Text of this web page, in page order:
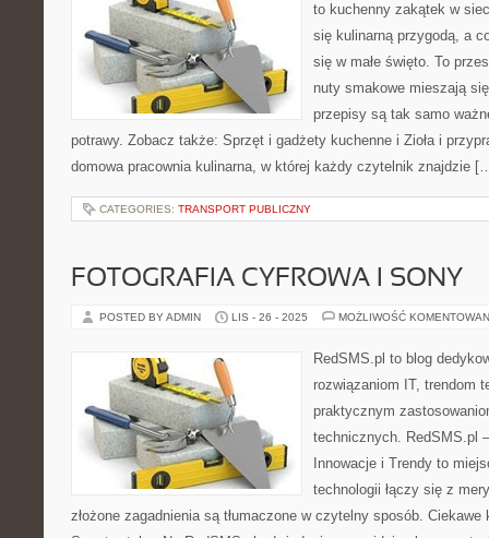
to kuchenny zakątek w
się kulinarną przygodą, a
się w małe święto. To
nuty smakowe mieszają
przepisy są tak samo
potrawy. Zobacz także: Sprzęt i gadżety kuchenne i Zioła i
domowa pracownia kulinarna, w której każdy czytelnik znajdzie
CATEGORIES: TRANSPORT PUBLICZNY
FOTOGRAFIA CYFROWA I SONY
POSTED BY ADMIN LIS - 26 - 2025 MOŻLIWOŚĆ
RedSMS.pl to blog
rozwiązaniom IT, trendom
praktycznym
technicznych. RedSMS.pl
Innowacje i Trendy to
technologii łączy się z
złożone zagadnienia są tłumaczone w czytelny sposób.